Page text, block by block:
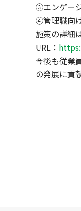
③エンゲー
④管理職向
施策の詳細
URL：
今後も従業
の発展に貢